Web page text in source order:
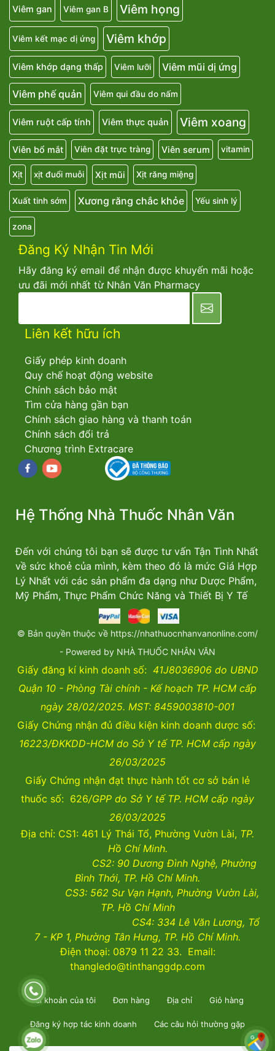
Viêm gan Viêm gan B Viêm họng
Viêm kết mạc dị ứng Viêm khớp
Viêm khớp dạng thấp Viêm lưỡi Viêm mũi dị ứng
Viêm phế quản Viêm qui đầu do nấm
Viêm ruột cấp tính Viêm thực quản Viêm xoang
Viên bổ mắt Viên đặt trực tràng Viên serum vitamin
Xịt xịt đuổi muỗi Xịt mũi Xịt răng miệng
Xuất tinh sớm Xương răng chắc khỏe Yếu sinh lý
zona
Đăng Ký Nhận Tin Mới
Hãy đăng ký email để nhận được khuyến mãi hoặc
ưu đãi mới nhất từ Nhân Văn Pharmacy
newsletter
Liên kết hữu ích
Giấy phép kinh doanh
Quy chế hoạt động website
Chính sách bảo mật
Tìm cửa hàng gần bạn
Chính sách giao hàng và thanh toán
Chính sách đổi trả
Chương trình Extracare
Facebookyoutube
Hệ Thống Nhà Thuốc Nhân Văn
Đến với chúng tôi bạn sẽ được tư vấn Tận Tình Nhất
về sức khoẻ của mình, kèm theo đó là mức Giá Hợp
Lý Nhất với các sản phẩm đa dạng như Dược Phẩm,
Mỹ Phẩm, Thực Phẩm Chức Năng và Thiết Bị Y Tế
© Bản quyền thuộc về https://nhathuocnhanvanonline.com/
- Powered by NHÀ THUỐC NHÂN VĂN
Giấy đăng kí kinh doanh số: 41J8036906 do UBND
Quận 10 - Phòng Tài chính - Kế hoạch TP. HCM cấp
ngày 28/02/2025. MST: 8459003810-001
Giấy Chứng nhận đủ điều kiện kinh doanh dược số:
16223/ĐKKDD-HCM do Sở Y tế TP. HCM cấp ngày
26/03/2025
Giấy Chứng nhận đạt thực hành tốt cơ sở bán lẻ
thuốc số: 626/GPP do Sở Y tế TP. HCM cấp ngày
26/03/2025
Địa chỉ: CS1: 461 Lý Thái Tổ, Phường Vườn Lài, TP.
Hồ Chí Minh.
CS2: 90 Dương Đình Nghệ, Phường
Bình Thới, TP. Hồ Chí Minh.
CS3: 562 Sư Vạn Hạnh, Phường Vườn Lài,
TP. Hồ Chí Minh
CS4: 334 Lê Văn Lương, Tổ
7 - KP 1, Phường Tân Hưng, TP. Hồ Chí Minh.
Điện thoại: 0879 11 22 33. Email:
thangledo@tinthanggdp.com
Tài khoản của tôi Đơn hàng Địa chỉ Giỏ hàng
Đăng ký hợp tác kinh doanh Các câu hỏi thường gặp